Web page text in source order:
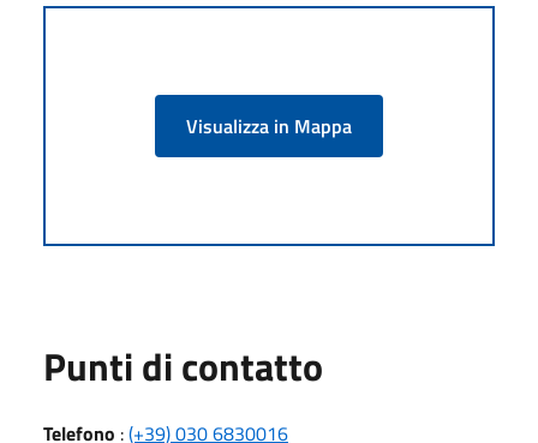
Visualizza in Mappa
Punti di contatto
Telefono :(+39) 030 6830016